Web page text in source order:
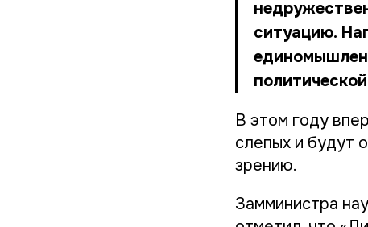
ситуацию.
В этом году
слепых и будут
зрению.
Замминистра